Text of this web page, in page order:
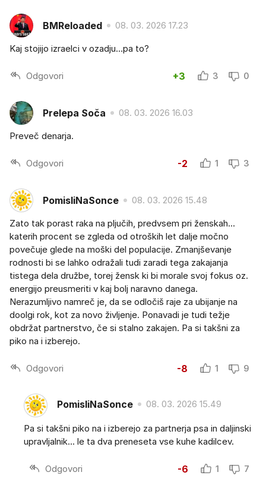
BMReloaded 08. 03. 2026 17.23
Kaj stojijo izraelci v ozadju...pa to?
Odgovori +3 3 0
Prelepa Soča 08. 03. 2026 16.03
Preveč denarja.
Odgovori -2 1 3
PomisliNaSonce 08. 03. 2026 15.48
Zato tak porast raka na pljučih, predvsem pri ženskah...
katerih procent se zgleda od otroških let dalje močno
povečuje glede na moški del populacije. Zmanjševanje
rodnosti bi se lahko odražali tudi zaradi tega zakajanja
tistega dela družbe, torej žensk ki bi morale svoj fokus oz.
energijo preusmeriti v kaj bolj naravno danega.
Nerazumljivo namreč je, da se odločiš raje za ubijanje na
doolgi rok, kot za novo življenje. Ponavadi je tudi težje
obdržat partnerstvo, če si stalno zakajen. Pa si takšni za
piko na i izberejo.
Odgovori -8 1 9
PomisliNaSonce 08. 03. 2026 15.49
Pa si takšni piko na i izberejo za partnerja psa in daljinski
upravljalnik... le ta dva preneseta vse kuhe kadilcev.
Odgovori -6 1 7